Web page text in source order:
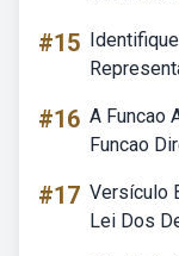
#15
#16 A Funcao
Funcao
#17 Versículo
Lei Dos